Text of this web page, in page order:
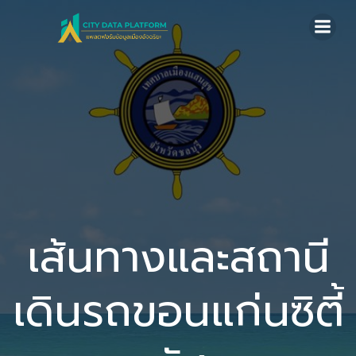
to
content
เส้นทางและสถานี
เดินรถขอนแก่นซิตี้